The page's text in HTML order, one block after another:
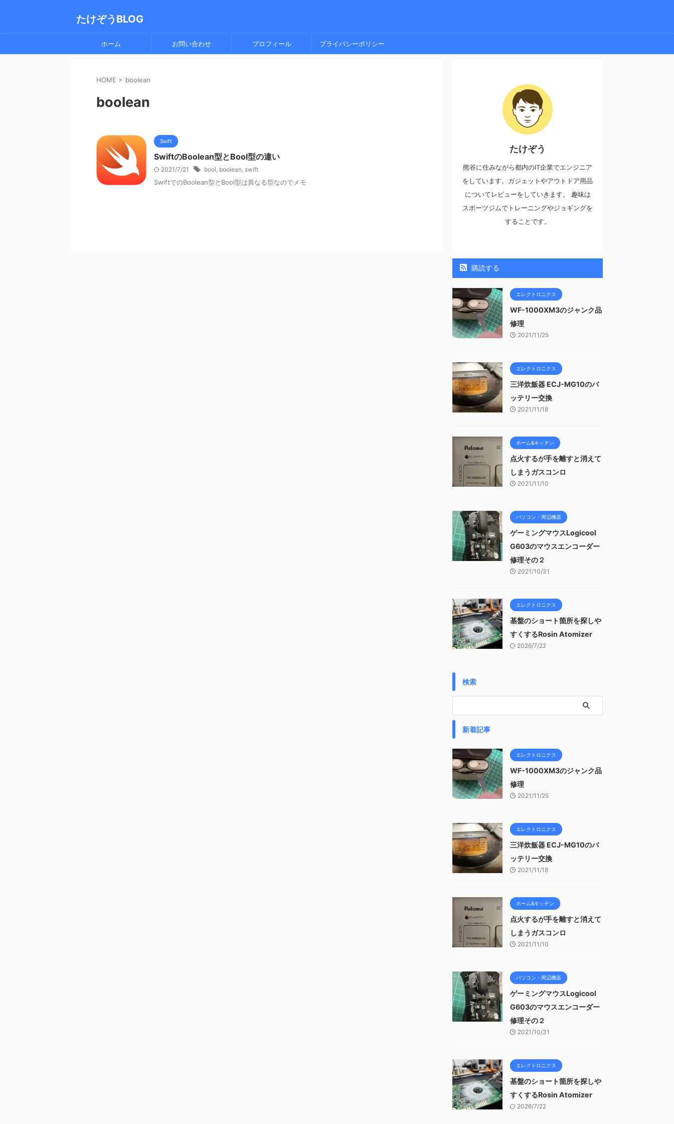
たけぞうBLOG
ホーム お問い合わせ プロフィール プライバシーポリシー
HOME > boolean
boolean
Swift
SwiftのBoolean型とBool型の違い
2021/7/21 bool, boolean, swift
SwiftでのBoolean型とBool型は異なる型なのでメモ
たけぞう
熊谷に住みながら都内のIT企業でエンジニア
をしています。ガジェットやアウトドア用品
についてレビューをしていきます。 趣味は
スポーツジムでトレーニングやジョギングを
することです。
購読する
エレクトロニクス
WF-1000XM3のジャンク品
修理
2021/11/25
エレクトロニクス
三洋炊飯器 ECJ-MG10のバ
ッテリー交換
2021/11/18
ホーム&キッチン
点火するが手を離すと消えて
しまうガスコンロ
2021/11/10
パソコン・周辺機器
ゲーミングマウスLogicool
G603のマウスエンコーダー
修理その２
2021/10/31
エレクトロニクス
基盤のショート箇所を探しや
すくするRosin Atomizer
2026/7/22
検索
新着記事
エレクトロニクス
WF-1000XM3のジャンク品
修理
2021/11/25
エレクトロニクス
三洋炊飯器 ECJ-MG10のバ
ッテリー交換
2021/11/18
ホーム&キッチン
点火するが手を離すと消えて
しまうガスコンロ
2021/11/10
パソコン・周辺機器
ゲーミングマウスLogicool
G603のマウスエンコーダー
修理その２
2021/10/31
エレクトロニクス
基盤のショート箇所を探しや
すくするRosin Atomizer
2026/7/22